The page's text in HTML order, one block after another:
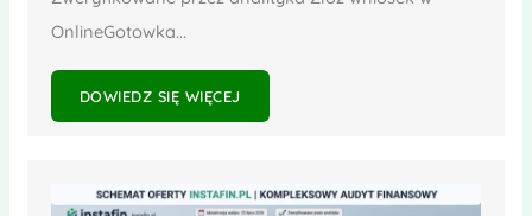
OnlineGotowka...
DOWIEDZ SIĘ WIĘCEJ